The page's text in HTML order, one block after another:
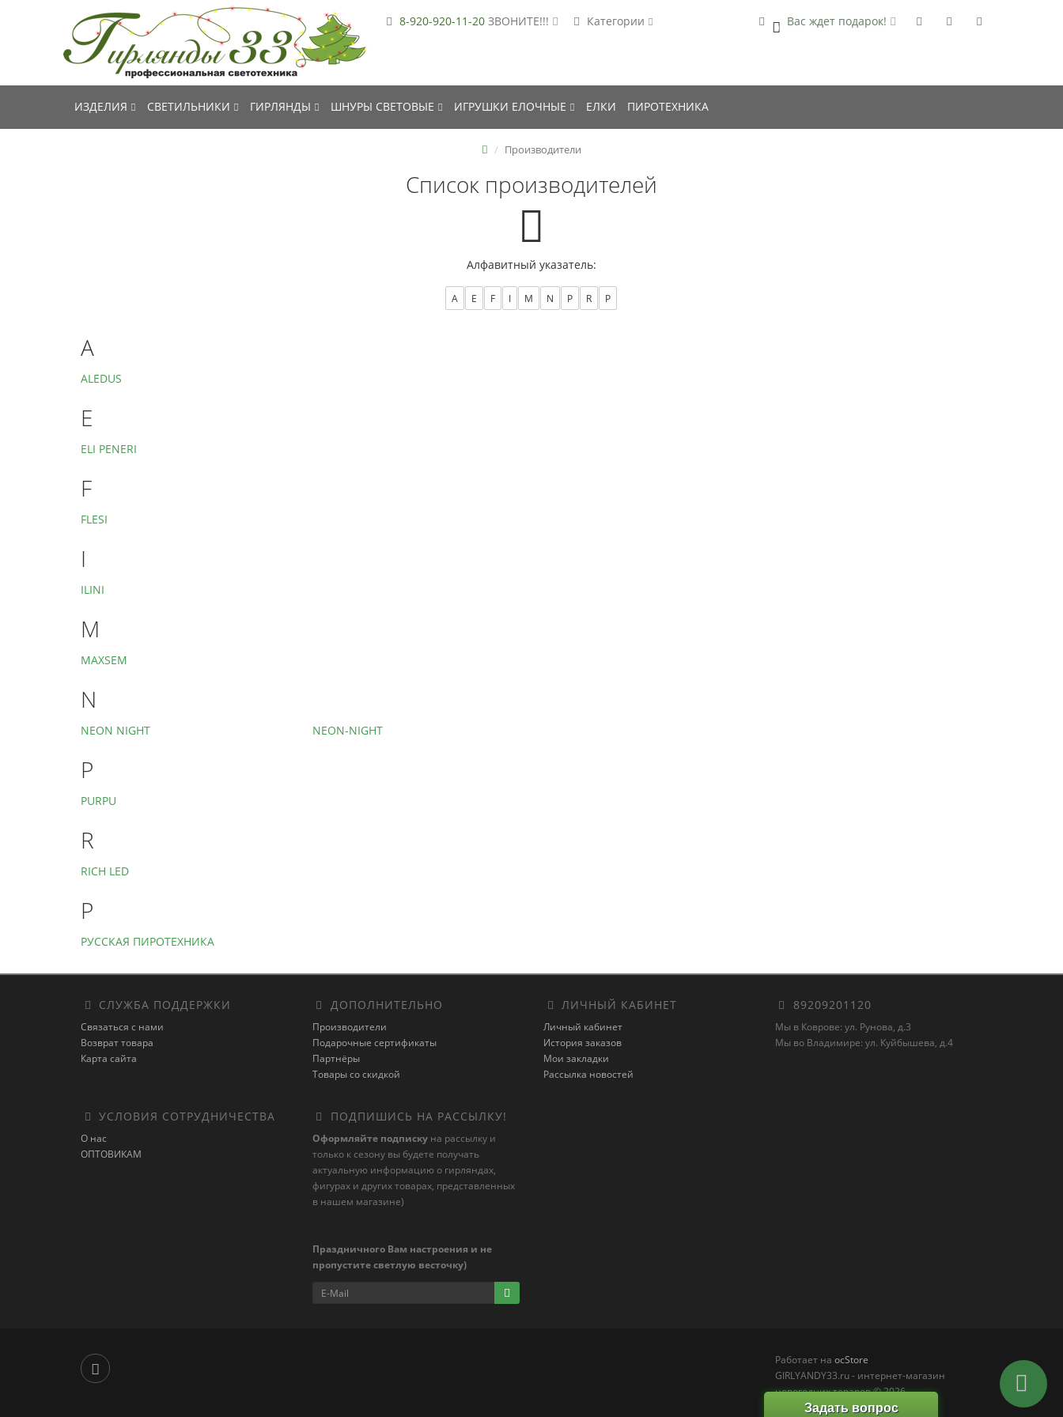
8-920-920-11-20 ЗВОНИТЕ!!! Категории 0 Вас ждет подарок!
ИЗДЕЛИЯ СВЕТИЛЬНИКИ ГИРЛЯНДЫ ШНУРЫ СВЕТОВЫЕ ИГРУШКИ ЕЛОЧНЫЕ ЕЛКИ ПИРОТЕХНИКА
Производители
Список производителей
Алфавитный указатель:
A E F I M N P R Р
A
ALEDUS
E
ELI PENERI
F
FLESI
I
ILINI
M
MAXSEM
N
NEON NIGHT NEON-NIGHT
P
PURPU
R
RICH LED
Р
РУССКАЯ ПИРОТЕХНИКА
СЛУЖБА ПОДДЕРЖКИ
Связаться с нами
Возврат товара
Карта сайта
ДОПОЛНИТЕЛЬНО
Производители
Подарочные сертификаты
Партнёры
Товары со скидкой
ЛИЧНЫЙ КАБИНЕТ
Личный кабинет
История заказов
Мои закладки
Рассылка новостей
89209201120
Мы в Коврове: ул. Рунова, д.3
Мы во Владимире: ул. Куйбышева, д.4
УСЛОВИЯ СОТРУДНИЧЕСТВА
О нас
ОПТОВИКАМ
ПОДПИШИСЬ НА РАССЫЛКУ!
Оформляйте подписку на рассылку и
только к сезону вы будете получать
актуальную информацию о гирляндах,
фигурах и других товарах, представленных
в нашем магазине)
Праздничного Вам настроения и не
пропустите светлую весточку)
Работает на ocStore
GIRLYANDY33.ru - интернет-магазин
новогодних товаров © 2026
Задать вопрос